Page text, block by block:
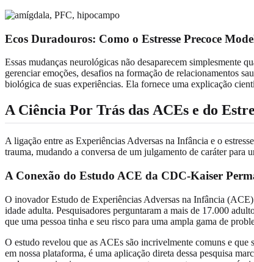
Ecos Duradouros: Como o Estresse Precoce
Essas mudanças neurológicas não desaparecem simplesmente
gerenciar emoções, desafios na formação de relacionamentos
biológica de suas experiências. Ela fornece uma explicação
A Ciência Por Trás das ACEs e do
A ligação entre as Experiências Adversas na Infância e o
trauma, mudando a conversa de um julgamento de caráter
A Conexão do Estudo ACE da CDC-Kaiser
O inovador Estudo de Experiências Adversas na Infância
idade adulta. Pesquisadores perguntaram a mais de 17.000
que uma pessoa tinha e seu risco para uma ampla gama de
O estudo revelou que as ACEs são incrivelmente comuns e
em nossa plataforma, é uma aplicação direta dessa pesquisa